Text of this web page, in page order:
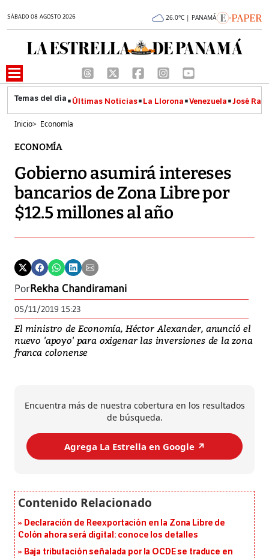
SÁBADO 08 AGOSTO 2026 26.0°C | PANAMÁ
Últimas Noticias La Llorona Venezuela José
Inicio> Economía
ECONOMÍA
Gobierno asumirá intereses
bancarios de Zona Libre por
$12.5 millones al año
PorRekha Chandiramani
05/11/2019 15:23
El ministro de Economía, Héctor Alexander, anunció el
nuevo 'apoyo' para oxigenar las inversiones de la zona
franca colonense
Encuentra más de nuestra cobertura en los resultados
de búsqueda.
Agrega La Estrella en Google ↗️
Declaración de Reexportación en la Zona Libre de
Colón ahora será digital: conoce los detalles
Baja tributación señalada por la OCDE se traduce en